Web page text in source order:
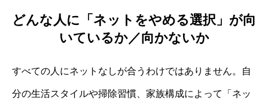
どんな人に「ネットをやめる選択」が向
いているか／向かないか
すべての人にネットなしが合うわけではありません。自
分の生活スタイルや掃除習慣、家族構成によって「ネッ